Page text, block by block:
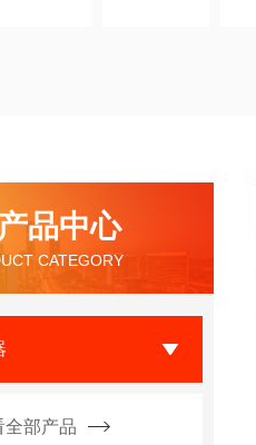
产品中心
CATEGORY
全部产品